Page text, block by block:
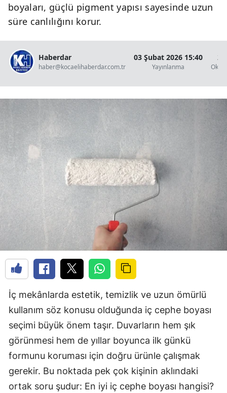
boyaları, güçlü pigment yapısı sayesinde uzun
süre canlılığını korur.
Haberdar
haber@kocaelihaberdar.com.tr
03 Şubat 2026 15:40
Yayınlanma
2
İç mekânlarda estetik, temizlik ve uzun ömürlü
kullanım söz konusu olduğunda iç cephe boyası
seçimi büyük önem taşır. Duvarların hem şık
görünmesi hem de yıllar boyunca ilk günkü
formunu koruması için doğru ürünle çalışmak
gerekir. Bu noktada pek çok kişinin aklındaki
ortak soru şudur: En iyi iç cephe boyası hangisi?